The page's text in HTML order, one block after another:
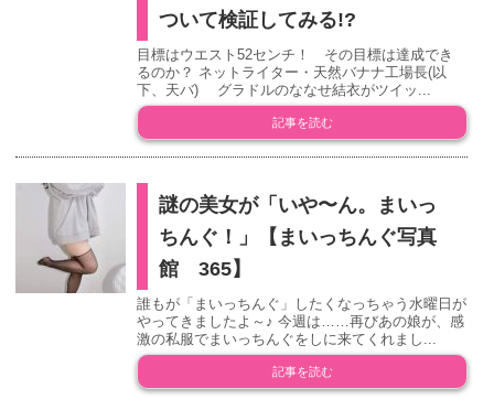
ついて検証してみる!?
目標はウエスト52センチ！ その目標は達成でき
るのか？ ネットライター・天然バナナ工場長(以
下、天バ) グラドルのななせ結衣がツイッ...
記事を読む
謎の美女が「いや〜ん。まいっ
ちんぐ！」【まいっちんぐ写真
館 365】
誰もが「まいっちんぐ」したくなっちゃう水曜日が
やってきましたよ～♪ 今週は……再びあの娘が、感
激の私服でまいっちんぐをしに来てくれまし...
記事を読む